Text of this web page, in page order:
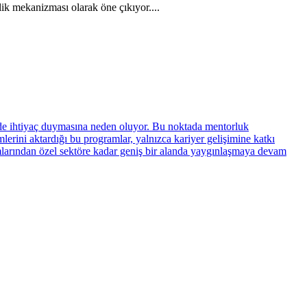
mekanizması olarak öne çıkıyor....